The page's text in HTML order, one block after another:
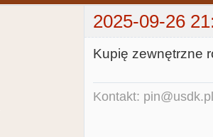
2025-09-26
Kupię zewnętrzne
Kontakt: pin@usdk.pl